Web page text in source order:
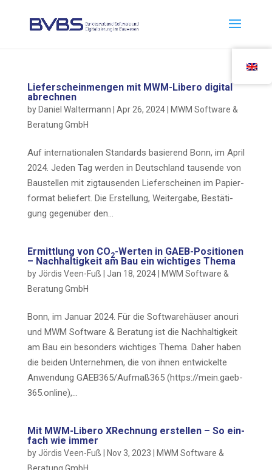
Lie­ferschein­men­gen mit MWM-Libe­ro digi­tal
abrechnen
by Daniel Waltermann Apr 26, 2024|
MWM Soft­ware &
Bera­tung GmbH
Auf inter­na­tio­na­len Stan­dards basie­rend Bonn, im April
2024. Jeden Tag wer­den in Deutsch­land tau­sen­de von
Bau­stel­len mit zig­tau­sen­den Lie­fer­schei­nen im Papier­
for­mat belie­fert. Die Erstel­lung, Wei­ter­ga­be, Bestä­ti­
gung gegen­über den…
Ermitt­lung von CO2-Wer­ten in GAEB-Posi­tio­nen
– Nach­hal­tig­keit am Bau ein wich­ti­ges Thema
byJördis Veen-Fuß Jan 18, 2024|
MWM Soft­ware &
Bera­tung GmbH
Bonn, im Janu­ar 2024. Für die Soft­ware­häu­ser anou­ri
und MWM Soft­ware & Bera­tung ist die Nach­hal­tig­keit
am Bau ein beson­ders wich­ti­ges The­ma. Daher haben
die bei­den Unter­neh­men, die von ihnen ent­wi­ckel­te
Anwen­dung GAEB365/Aufmaß365 (https://mein.gaeb-
365.online),…
Mit MWM-Libe­ro XRech­nung erstel­len – So ein­
fach wie immer
byJördis Veen-Fuß Nov 3, 2023
MWM Soft­ware &